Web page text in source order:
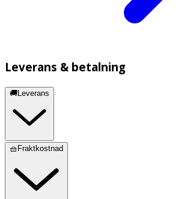
Leverans & betalning
🚚Leverans
🧺Fraktkostnad